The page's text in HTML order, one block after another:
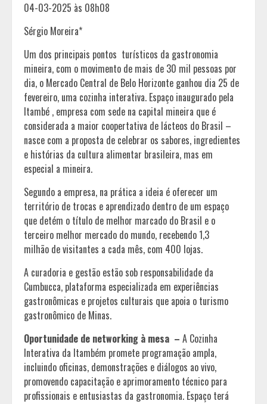
04-03-2025 às 08h08
Sérgio Moreira*
Um dos principais pontos turísticos da gastronomia
mineira, com o movimento de mais de 30 mil pessoas por
dia, o Mercado Central de Belo Horizonte ganhou dia 25 de
fevereiro, uma cozinha interativa. Espaço inaugurado pela
Itambé , empresa com sede na capital mineira que é
considerada a maior coopertativa de lácteos do Brasil –
nasce com a proposta de celebrar os sabores, ingredientes
e histórias da cultura alimentar brasileira, mas em
especial a mineira.
Segundo a empresa, na prática a ideia é oferecer um
território de trocas e aprendizado dentro de um espaço
que detém o título de melhor marcado do Brasil e o
terceiro melhor mercado do mundo, recebendo 1,3
milhão de visitantes a cada mês, com 400 lojas.
A curadoria e gestão estão sob responsabilidade da
Cumbucca, plataforma especializada em experiências
gastronômicas e projetos culturais que apoia o turismo
gastronômico de Minas.
Oportunidade de networking à mesa – A Cozinha
Interativa da Itambém promete programação ampla,
incluindo oficinas, demonstrações e diálogos ao vivo,
promovendo capacitação e aprimoramento técnico para
profissionais e entusiastas da gastronomia. Espaço terá